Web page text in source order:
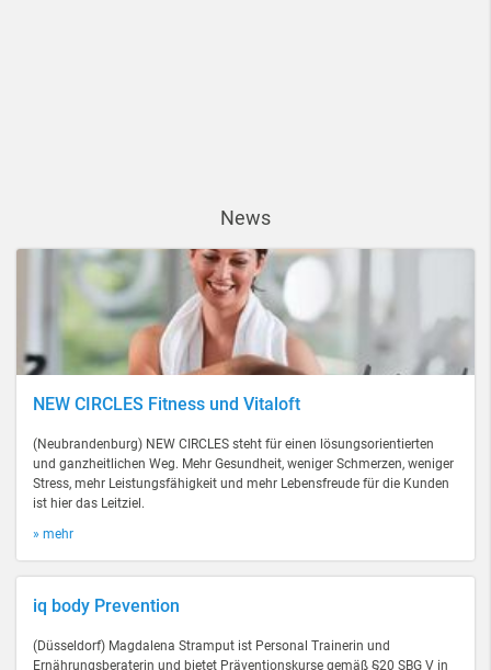
News
NEW CIRCLES Fitness und Vitaloft
(Neubrandenburg) NEW CIRCLES steht für einen lösungsorientierten
und ganzheitlichen Weg. Mehr Gesundheit, weniger Schmerzen, weniger
Stress, mehr Leistungsfähigkeit und mehr Lebensfreude für die Kunden
ist hier das Leitziel.
» mehr
iq body Prevention
(Düsseldorf) Magdalena Stramput ist Personal Trainerin und
Ernährungsberaterin und bietet Präventionskurse gemäß §20 SBG V in